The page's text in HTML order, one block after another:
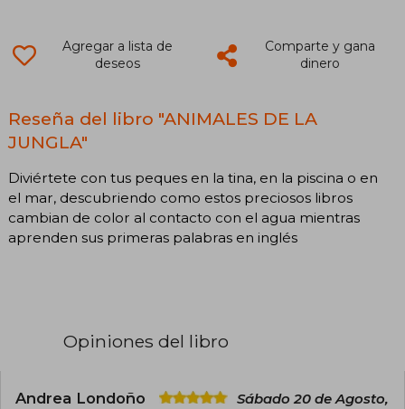
Agregar a lista de
deseos
Comparte y gana
dinero
Reseña del libro "ANIMALES DE LA
JUNGLA"
Diviértete con tus peques en la tina, en la piscina o en
el mar, descubriendo como estos preciosos libros
cambian de color al contacto con el agua mientras
aprenden sus primeras palabras en inglés
Opiniones del libro
Andrea Londoño
Sábado 20 de Agosto,